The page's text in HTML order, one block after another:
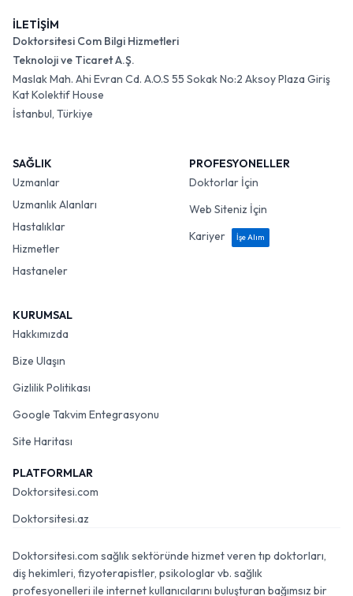
İLETİŞİM
Doktorsitesi Com Bilgi Hizmetleri
Teknoloji ve Ticaret A.Ş.
Maslak Mah. Ahi Evran Cd. A.O.S 55 Sokak No:2 Aksoy Plaza Giriş
Kat Kolektif House
İstanbul, Türkiye
SAĞLIK
Uzmanlar
Uzmanlık Alanları
Hastalıklar
Hizmetler
Hastaneler
PROFESYONELLER
Doktorlar İçin
Web Siteniz İçin
Kariyer
İşe Alım
KURUMSAL
Hakkımızda
Bize Ulaşın
Gizlilik Politikası
Google Takvim Entegrasyonu
Site Haritası
PLATFORMLAR
Doktorsitesi.com
Doktorsitesi.az
Doktorsitesi.com sağlık sektöründe hizmet veren tıp doktorları,
diş hekimleri, fizyoterapistler, psikologlar vb. sağlık
profesyonelleri ile internet kullanıcılarını buluşturan bağımsız bir